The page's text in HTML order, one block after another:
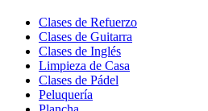
Clases de Refuerzo
Clases de Guitarra
Clases de Inglés
Limpieza de Casa
Clases de Pádel
Peluquería